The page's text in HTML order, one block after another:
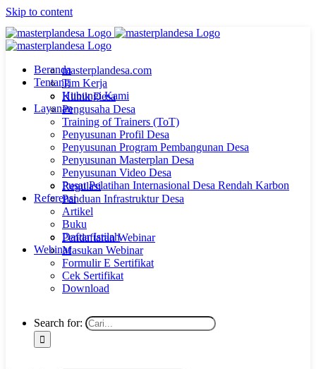
Skip to content
Beranda
Tentang
masterplandesa.com
Tim Kerja
Hubungi Kami
Layanan
Klinik Desa
Pengusaha Desa
Training of Trainers (ToT)
Penyusunan Profil Desa
Penyusunan Program Pembangunan Desa
Penyusunan Masterplan Desa
Penyusunan Video Desa
Pusat Pelatihan Internasional Desa Rendah Karbon
Referensi
Regulasi
Panduan Infrastruktur Desa
Artikel
Buku
Daftar Istilah
Webinar
Pendaftaran Webinar
Masukan Webinar
Formulir E Sertifikat
Cek Sertifikat
Download
Search for: